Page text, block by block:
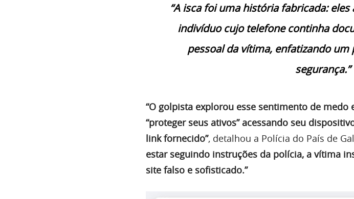
“A isca foi uma história fabricada:
indivíduo cujo telefone continha
pessoal da vítima, enfatizando um
segurança.”
“O golpista explorou esse sentimento de
“proteger seus ativos” acessando seu
link fornecido”, detalhou a Polícia do País de
estar seguindo instruções da polícia, a vítima
site falso e sofisticado.”